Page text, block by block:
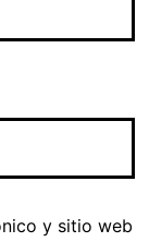
y sitio web